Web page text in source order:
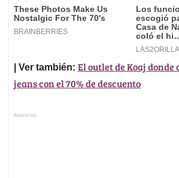
| Ver también: El outlet de Koaj donde
jeans con el 70% de descuento
Anuncios.